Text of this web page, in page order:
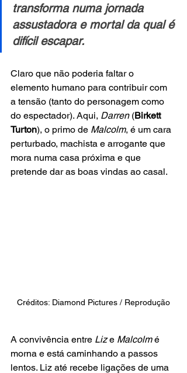
transforma numa jornada
assustadora e mortal da qual é
difícil escapar.
Claro que não poderia faltar o
elemento humano para contribuir com
a tensão (tanto do personagem como
do espectador). Aqui, Darren (Birkett
Turton), o primo de Malcolm, é um cara
perturbado, machista e arrogante que
mora numa casa próxima e que
pretende dar as boas vindas ao casal.
Créditos: Diamond Pictures / Reprodução
A convivência entre Liz e Malcolm é
morna e está caminhando a passos
lentos. Liz até recebe ligações de uma